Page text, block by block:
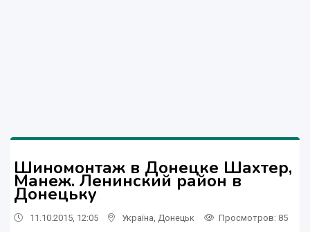
Шиномонтаж в Донецке Шахтер,
Манеж. Ленинский район в
Донецьку
11.10.2015, 12:05 Україна Донецьк Просмотров: 85